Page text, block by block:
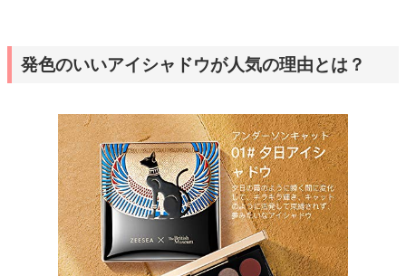
発色のいいアイシャドウが人気の理由とは？